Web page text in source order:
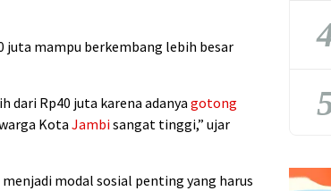
juta mampu berkembang lebih besar
dari Rp40 juta karena adanyagotong
Kota Jambisangat tinggi,” ujar
modal sosial penting yang harus
4
5